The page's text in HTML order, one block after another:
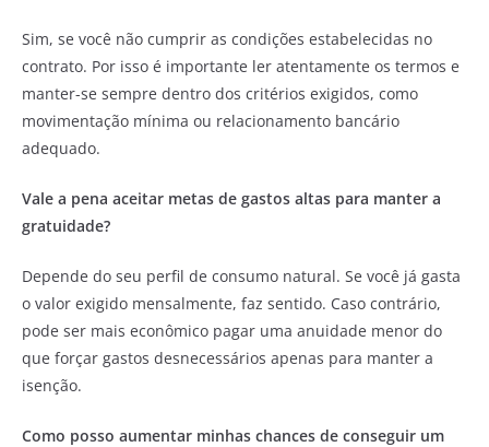
Sim, se você não cumprir as condições estabelecidas no
contrato. Por isso é importante ler atentamente os termos e
manter-se sempre dentro dos critérios exigidos, como
movimentação mínima ou relacionamento bancário
adequado.
Vale a pena aceitar metas de gastos altas para manter a
gratuidade?
Depende do seu perfil de consumo natural. Se você já gasta
o valor exigido mensalmente, faz sentido. Caso contrário,
pode ser mais econômico pagar uma anuidade menor do
que forçar gastos desnecessários apenas para manter a
isenção.
Como posso aumentar minhas chances de conseguir um